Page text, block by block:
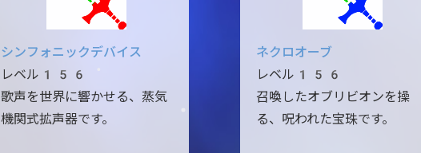
シンフォニックデバイス
レベル156
歌声を世界に響かせる、蒸気
機関式拡声器です。
ネクロオーブ
レベル156
召喚したオブリビオンを操
る、呪われた宝珠です。